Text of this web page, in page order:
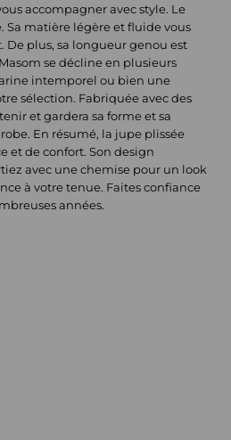
accompagner avec style. Le
matière légère et fluide vous
plus, sa longueur genou est
se décline en plusieurs
intemporel ou bien une
sélection. Fabriquée avec des
et gardera sa forme et sa
En résumé, la jupe plissée
et de confort. Son design
avec une chemise pour un look
à votre tenue. Faites confiance
années.